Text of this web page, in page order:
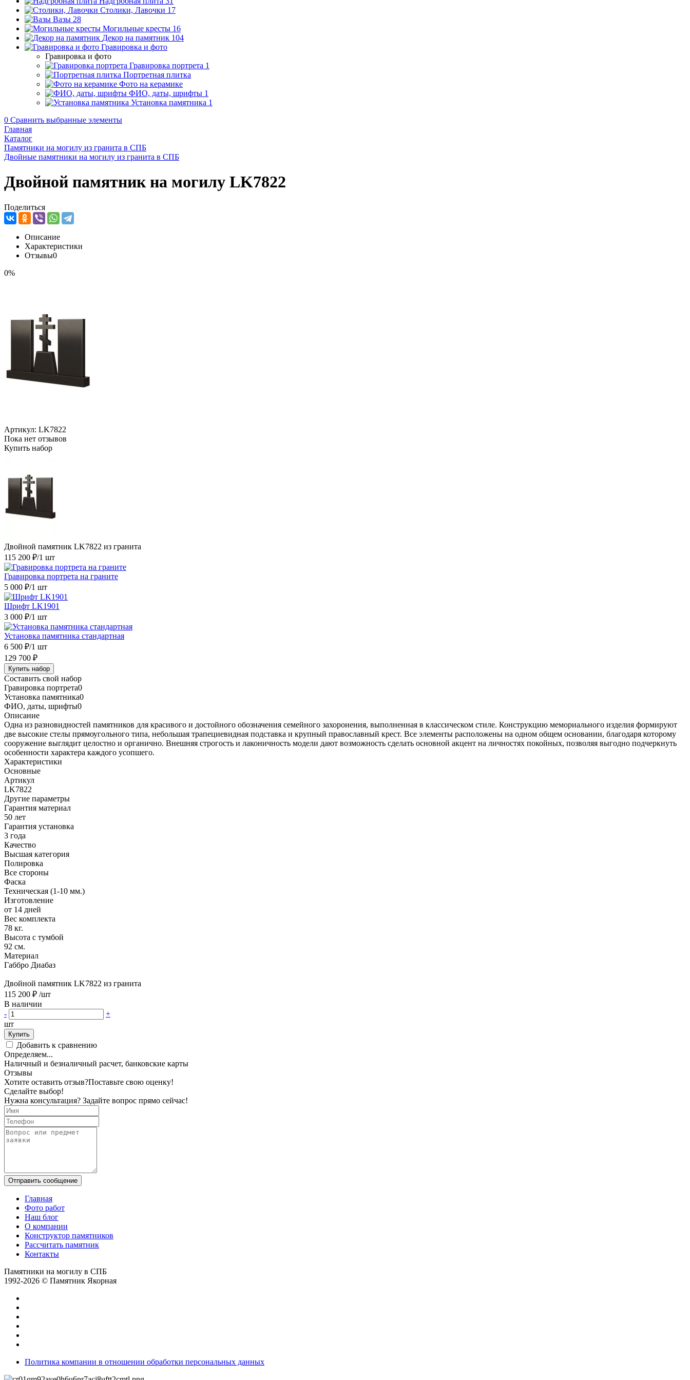
Столики, Лавочки 17
Вазы 28
Могильные кресты 16
Декор на памятник 104
Гравировка и фото
Гравировка и фото
Гравировка портрета 1
Портретная плитка
Фото на керамике
ФИО, даты, шрифты 1
Установка памятника 1
0 Сравнить выбранные элементы
Главная
Каталог
Памятники на могилу из гранита в СПБ
Двойные памятники на могилу из гранита в СПБ
Двойной памятник на могилу LK7822
Поделиться
Описание
Характеристики
Отзывы0
0%
Артикул: LK7822
Пока нет отзывов
Купить набор
Двойной памятник LK7822 из гранита
115 200 ₽/1 шт
Гравировка портрета на граните
5 000 ₽/1 шт
Шрифт LK1901
3 000 ₽/1 шт
Установка памятника стандартная
6 500 ₽/1 шт
129 700 ₽
Купить набор
Составить свой набор
Гравировка портрета0
Установка памятника0
ФИО, даты, шрифты0
Описание
Одна из разновидностей памятников для красивого и достойного обозначения семейного захоронения, выполненная в классическом стиле. Конструкцию мемориального изделия формируют
две высокие стелы прямоугольного типа, небольшая трапециевидная подставка и крупный православный крест. Все элементы расположены на одном общем основании, благодаря которому
сооружение выглядит целостно и органично. Внешняя строгость и лаконичность модели дают возможность сделать основной акцент на личностях покойных, позволяя выгодно подчеркнуть
особенности характера каждого усопшего.
Характеристики
Основные
Артикул
LK7822
Другие параметры
Гарантия материал
50 лет
Гарантия установка
3 года
Качество
Высшая категория
Полировка
Все стороны
Фаска
Техническая (1-10 мм.)
Изготовление
от 14 дней
Вес комплекта
78 кг.
Высота с тумбой
92 см.
Материал
Габбро Диабаз
Двойной памятник LK7822 из гранита
115 200 ₽ /шт
В наличии
-
+
шт
Купить
Добавить к сравнению
Определяем...
Наличный и безналичный расчет, банковские карты
Отзывы
Хотите оставить отзыв?Поставьте свою оценку!
Сделайте выбор!
Нужна консультация? Задайте вопрос прямо сейчас!
Отправить сообщение
Главная
Фото работ
Наш блог
О компании
Конструктор памятников
Рассчитать памятник
Контакты
Памятники на могилу в СПБ
1992-2026 © Памятник Якорная
Политика компании в отношении обработки персональных данных